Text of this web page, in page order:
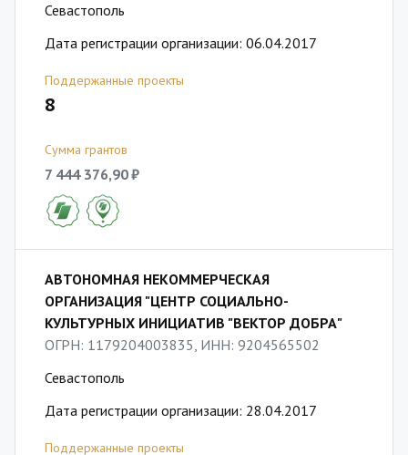
Севастополь
Дата регистрации организации: 06.04.2017
Поддержанные проекты
8
Сумма грантов
7 444 376,90 ₽
АВТОНОМНАЯ НЕКОММЕРЧЕСКАЯ
ОРГАНИЗАЦИЯ "ЦЕНТР СОЦИАЛЬНО-
КУЛЬТУРНЫХ ИНИЦИАТИВ "ВЕКТОР ДОБРА"
ОГРН: 1179204003835, ИНН: 9204565502
Севастополь
Дата регистрации организации: 28.04.2017
Поддержанные проекты